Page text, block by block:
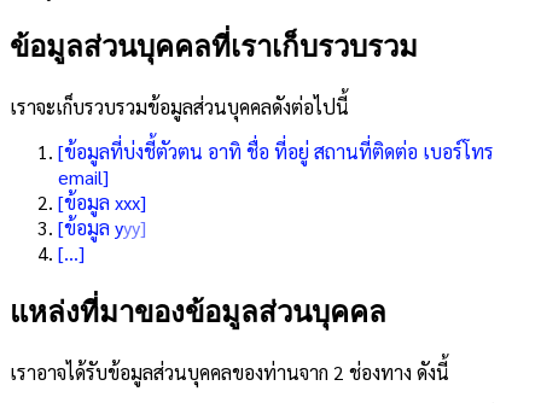
ข้อมูลส่วนบุคคลที่เราเก็บรวบรวม
เราจะเก็บรวบรวมข้อมูลส่วนบุคคลดังต่อไปนี้
[ข้อมูลที่บ่งชี้ตัวตน อาทิ ชื่อ ที่อยู่ สถานที่ติดต่อ เบอร์โทร
email]
[ข้อมูล xxx]
[ข้อมูล yyy]
[…]
แหล่งที่มาของข้อมูลส่วนบุคคล
เราอาจได้รับข้อมูลส่วนบุคคลของท่านจาก 2 ช่องทาง ดังนี้